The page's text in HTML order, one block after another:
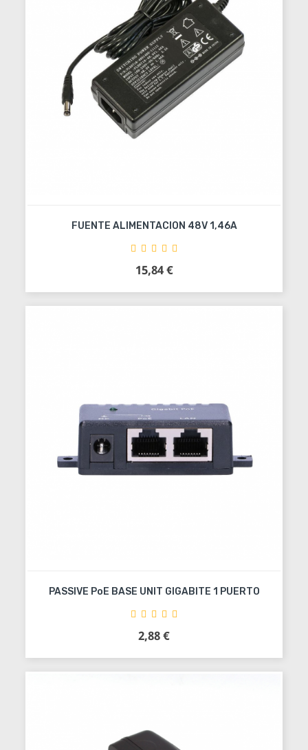
FUENTE ALIMENTACION 48V 1,46A
Precio
15,84 €
Añadir al carrito
PASSIVE PoE BASE UNIT GIGABITE 1 PUERTO
Precio
2,88 €
Añadir al carrito